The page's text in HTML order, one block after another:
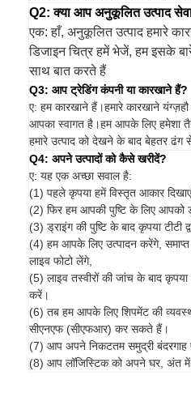
Q2: क्या आप अनुकूलित उत्पाद
एक: हाँ, अनुकूलित उत्पाद हमारे
डिजाइन चित्र हमें भेजें, हम इसके
साथ बात करते हैं
Q3: आप ट्रेडिंग कंपनी या कारखाने हैं?
ए: हम कारखाने हैं।हमारे कारखाने
आपका स्वागत है।हम आपके लिए हमेशा
हमारे उत्पाद को देखने के बाद बेहतर ढंग
Q4: अपने उत्पादों को कैसे खरीदें?
ए: यह एक अच्छा सवाल है:
(1) पहले कृपया हमें विस्तृत आकार
(2) फिर हम आपकी पुष्टि के लिए आपको
(3) ड्राइंग की पुष्टि के बाद कृपया टीटी
(4) हम आपके लिए उत्पादन करेंगे,
लाइव फोटो लेंगे,
(5) लाइव तस्वीरों की जांच के बाद
करें।
(6) तब हम आपके लिए शिपमेंट की
सीएनएफ (सीएफआर) कर सकते हैं।
(7) आप अपने निकटतम समुद्री बंदरगाह
(8) आप लॉजिस्टिक को अपने घर, अंत